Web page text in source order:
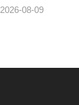
2026-08-09